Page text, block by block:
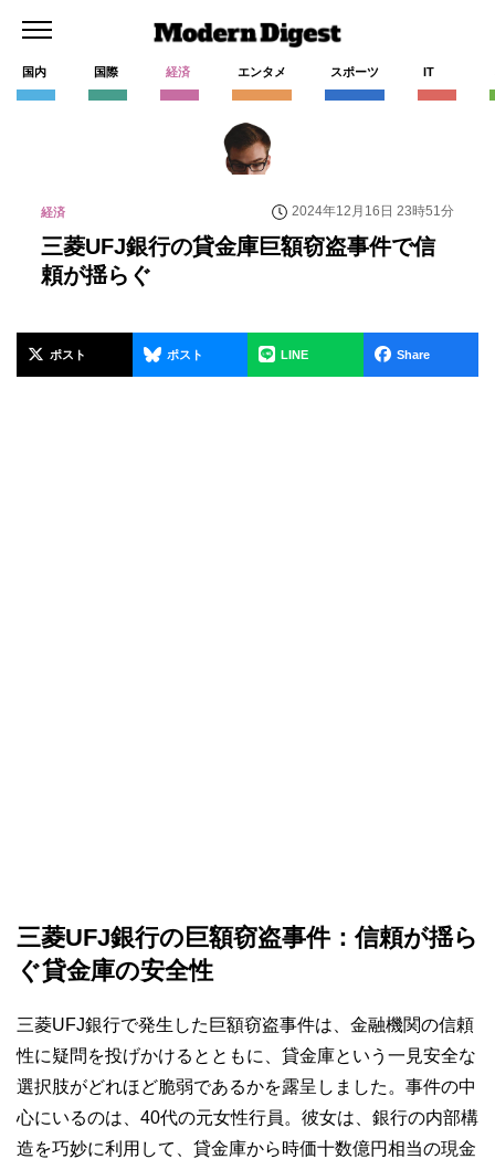
国内 国際 経済 エンタメ スポーツ IT
経済 2024年12月16日 23時51分
三菱UFJ銀行の貸金庫巨額窃盗事件で信
頼が揺らぐ
ポスト ポスト LINE Share
三菱UFJ銀行の巨額窃盗事件：信頼が揺ら
ぐ貸金庫の安全性
三菱UFJ銀行で発生した巨額窃盗事件は、金融機関の信頼
性に疑問を投げかけるとともに、貸金庫という一見安全な
選択肢がどれほど脆弱であるかを露呈しました。事件の中
心にいるのは、40代の元女性行員。彼女は、銀行の内部構
造を巧妙に利用して、貸金庫から時価十数億円相当の現金